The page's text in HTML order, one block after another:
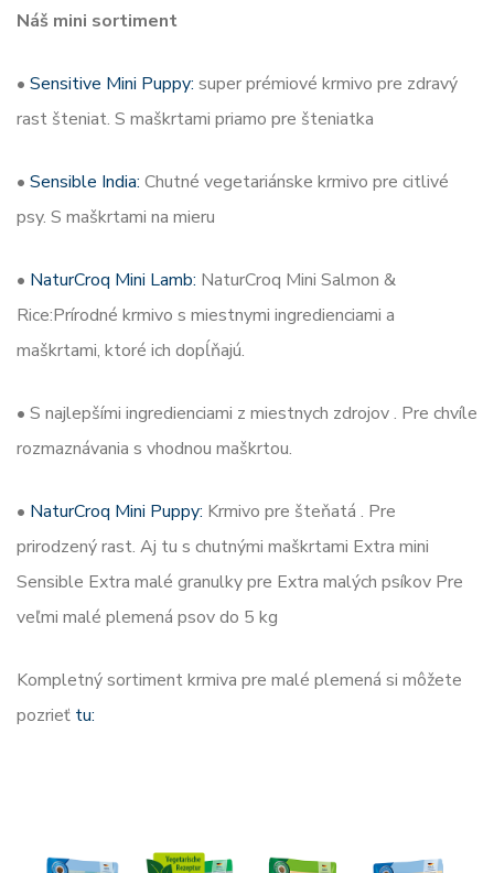
Náš mini sortiment
• Sensitive Mini Puppy: super prémiové krmivo pre zdravý
rast šteniat. S maškrtami priamo pre šteniatka
• Sensible India: Chutné vegetariánske krmivo pre citlivé
psy. S maškrtami na mieru
• NaturCroq Mini Lamb: NaturCroq Mini Salmon &
Rice:Prírodné krmivo s miestnymi ingredienciami a
maškrtami, ktoré ich dopĺňajú.
• S najlepšími ingredienciami z miestnych zdrojov . Pre chvíle
rozmaznávania s vhodnou maškrtou.
• NaturCroq Mini Puppy: Krmivo pre šteňatá . Pre
prirodzený rast. Aj tu s chutnými maškrtami Extra mini
Sensible Extra malé granulky pre Extra malých psíkov Pre
veľmi malé plemená psov do 5 kg
Kompletný sortiment krmiva pre malé plemená si môžete
pozrieť tu: